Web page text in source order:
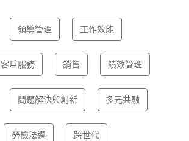
領導管理 工作效能
客戶服務 銷售 績效管理
問題解決與創新 多元共融
勞檢法遵 跨世代